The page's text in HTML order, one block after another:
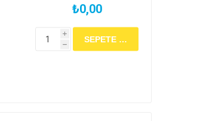
₺0,00
i
h